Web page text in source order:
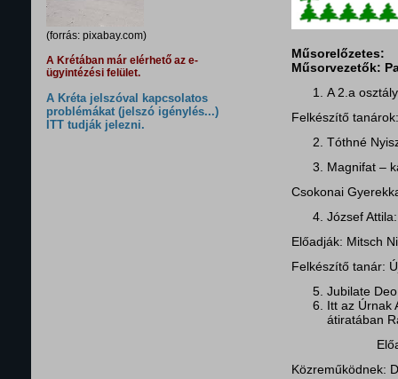
(forrás: pixabay.com)
A Krétában már elérhető az e-
ügyintézési felület.
A Kréta jelszóval kapcsolatos
problémákat (jelszó igénylés...)
ITT tudják jelezni.
Műsorelőzetes:
Műsorvezetők:
A 2.a
Felkészítő
Tóthné
Magnifat –
Csokonai
József
Előadják: Mitsch
Felkészítő tanár:
Jubilate
Itt az Úrnak
átiratában
Előadja a
Közreműködnek: